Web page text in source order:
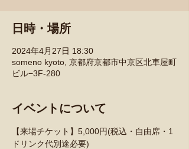
日時・場所
2024年4月27日 18:30
someno kyoto, 京都府京都市中京区北車屋町
ビル−3F-280
イベントについて
【来場チケット】5,000円(税込・自由席・1
ドリンク代別途必要)